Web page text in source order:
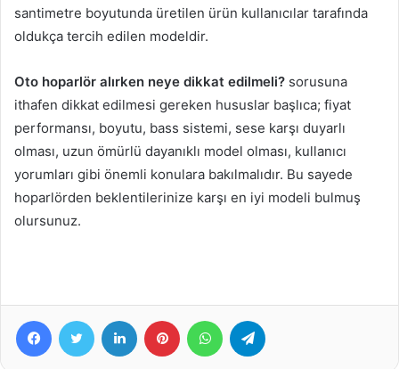
santimetre boyutunda üretilen ürün kullanıcılar tarafında
oldukça tercih edilen modeldir.
Oto hoparlör alırken neye dikkat edilmeli? sorusuna
ithafen dikkat edilmesi gereken hususlar başlıca; fiyat
performansı, boyutu, bass sistemi, sese karşı duyarlı
olması, uzun ömürlü dayanıklı model olması, kullanıcı
yorumları gibi önemli konulara bakılmalıdır. Bu sayede
hoparlörden beklentilerinize karşı en iyi modeli bulmuş
olursunuz.
FacebookTwitter LinkedIn Pinterest WhatsApp